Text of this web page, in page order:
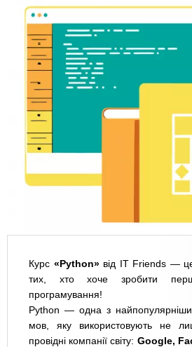
Курс «Python»від IT Friends —
тих, хто хоче зробити
програмування!
Python — одна з
мов, яку використовують не
провідні компанії світу: Google,